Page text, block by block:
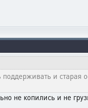
и старая
не копились и не